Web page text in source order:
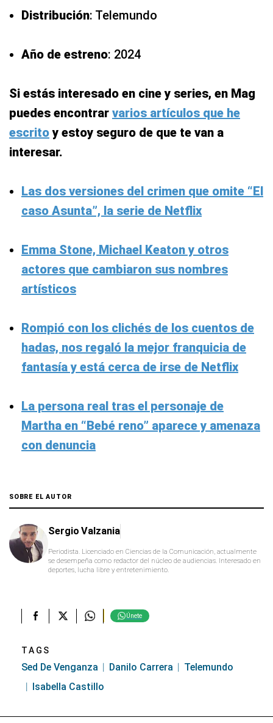
Distribución: Telemundo
Año de estreno: 2024
Si estás interesado en cine y series, en Mag
puedes encontrar varios artículos que he
escritoy estoy seguro de que te van a
interesar.
Las dos versiones del crimen que omite “El
caso Asunta”, la serie de Netflix
Emma Stone, Michael Keaton y otros
actores que cambiaron sus nombres
artísticos
Rompió con los clichés de los cuentos de
hadas, nos regaló la mejor franquicia de
fantasía y está cerca de irse de Netflix
La persona real tras el personaje de
Martha en “Bebé reno” aparece y amenaza
con denuncia
SOBRE EL AUTOR
Sergio Valzania
Periodista. Licenciado en Ciencias de la Comunicación, actualmente
se desempeña como redactor del núcleo de audiencias. Interesado en
deportes, lucha libre y entretenimiento.
Únete
TAGS
Sed De Venganza Danilo Carrera
Telemundo
Isabella Castillo